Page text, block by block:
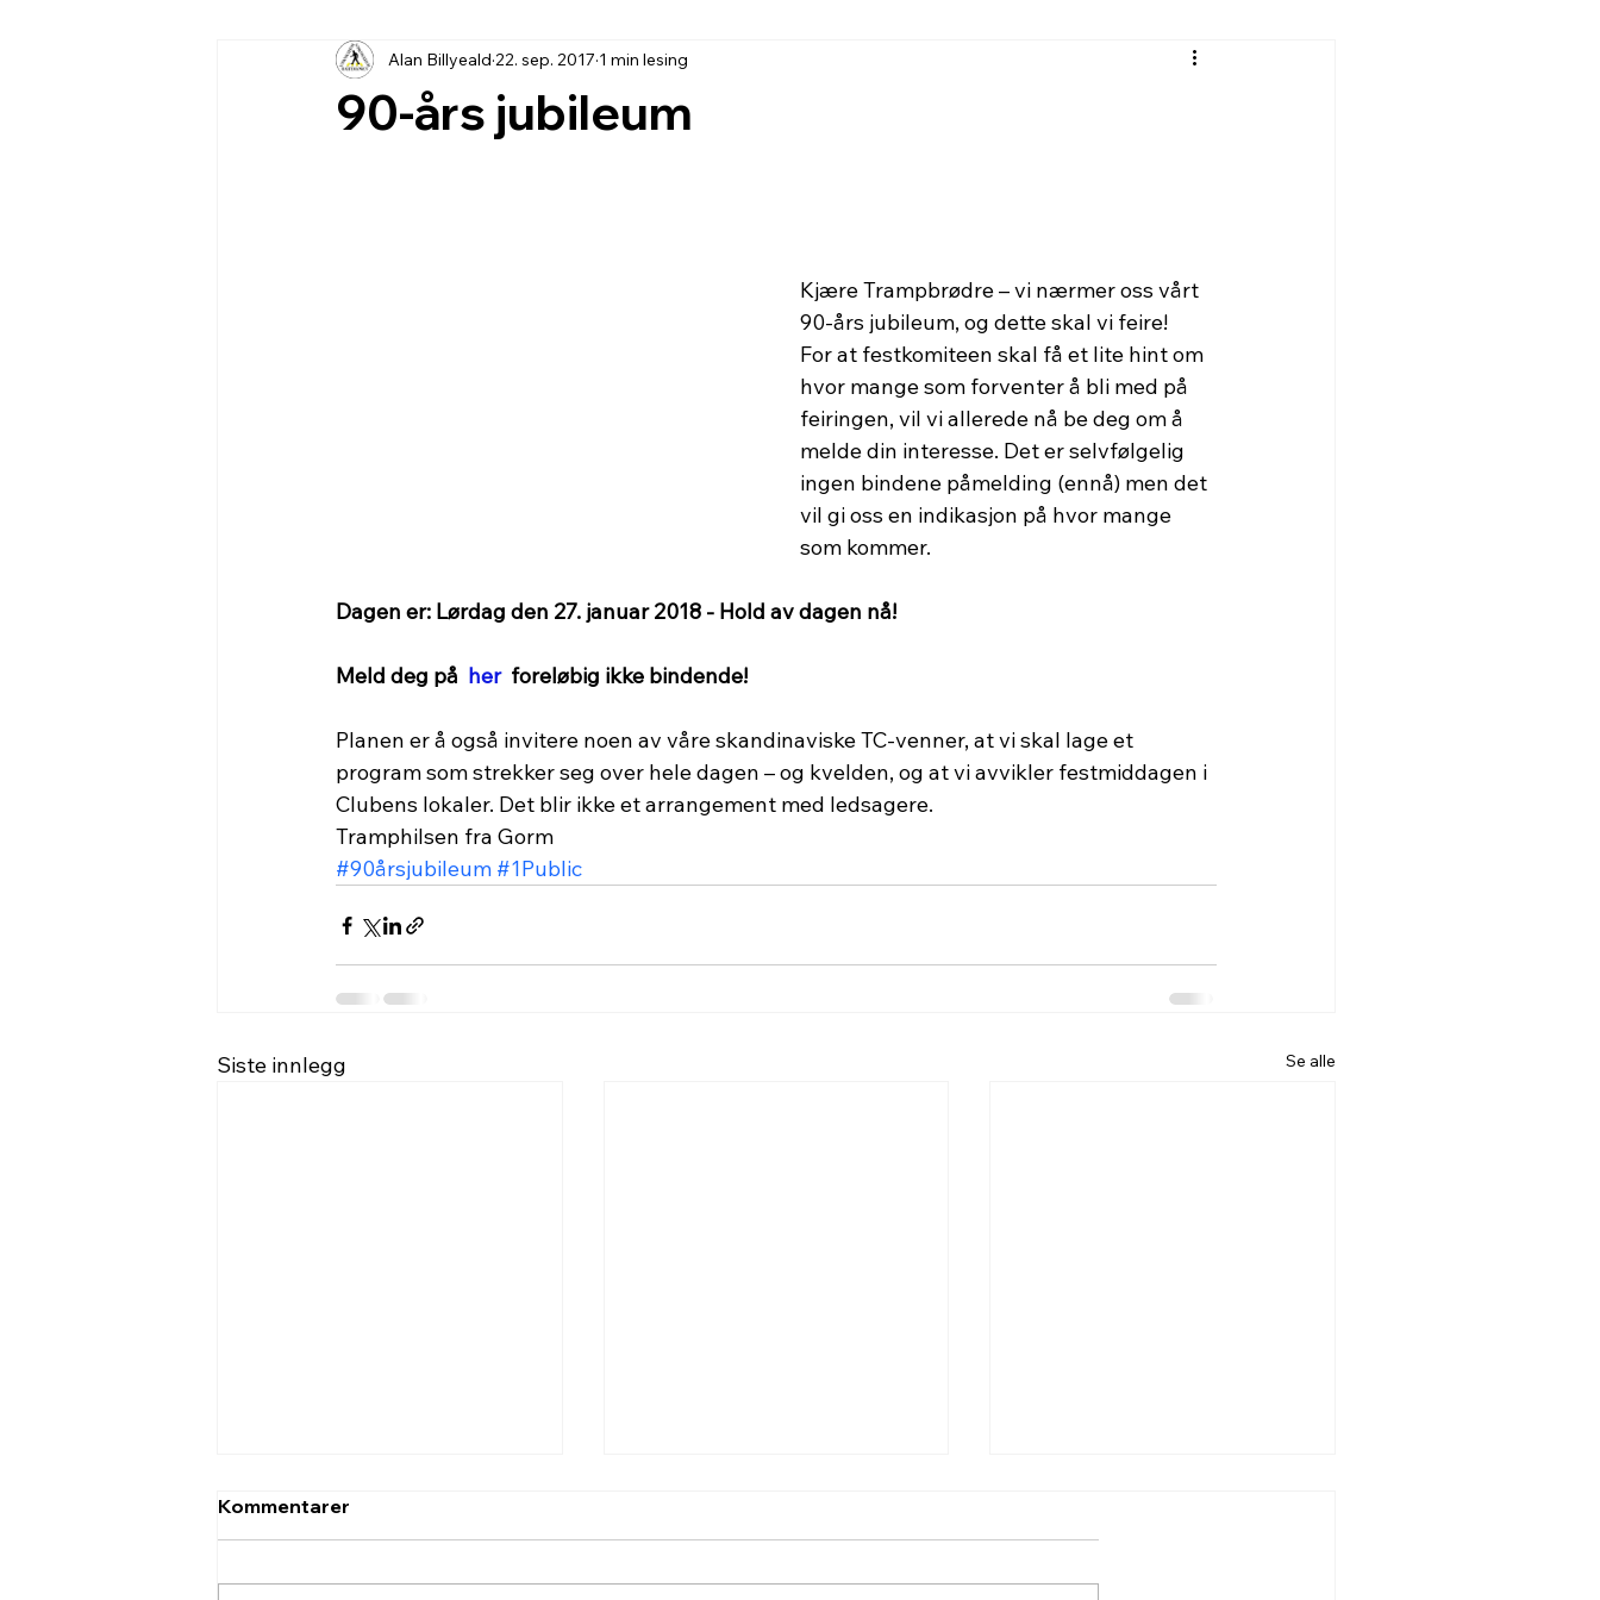
90-års jubileum
Alan Billyeald 22. sep. 2017 1 min lesing
Kjære Trampbrødre – vi nærmer oss vårt
90-års jubileum, og dette skal vi feire!
For at festkomiteen skal få et lite hint om
hvor mange som forventer å bli med på
feiringen, vil vi allerede nå be deg om å
melde din interesse. Det er selvfølgelig
ingen bindene påmelding (ennå) men det
vil gi oss en indikasjon på hvor mange
som kommer.
Dagen er: Lørdag den 27. januar 2018 - Hold av dagen nå!
Meld deg på her
  foreløbig ikke bindende!
Planen er å også invitere noen av våre skandinaviske TC-venner, at vi skal lage et
program som strekker seg over hele dagen – og kvelden, og at vi avvikler festmiddagen i
Clubens lokaler. Det blir ikke et arrangement med ledsagere.
Tramphilsen fra Gorm
#90årsjubileum #1Public
Siste innlegg Se alle
Kommentarer